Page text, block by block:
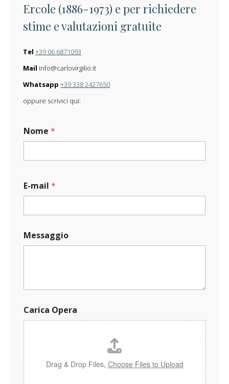
Ercole (1886-1973) e per richiedere
stime e valutazioni gratuite
Tel +39 06 6871093
Mail info@carlovirgilio.it
Whatsapp +39 338 2427650
oppure scrivici qui:
a
r
c
*
C
c
a
Nome *
E-mail *
Messaggio
Carica Opera
Drag & Drop Files, Choose Files to Upload